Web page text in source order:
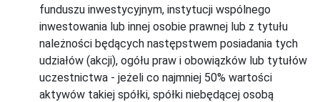
funduszu inwestycyjnym, instytucji wspólnego
inwestowania lub innej osobie prawnej lub z tytułu
należności będących następstwem posiadania tych
udziałów (akcji), ogółu praw i obowiązków lub tytułów
uczestnictwa - jeżeli co najmniej 50% wartości
aktywów takiej spółki, spółki niebędącej osobą